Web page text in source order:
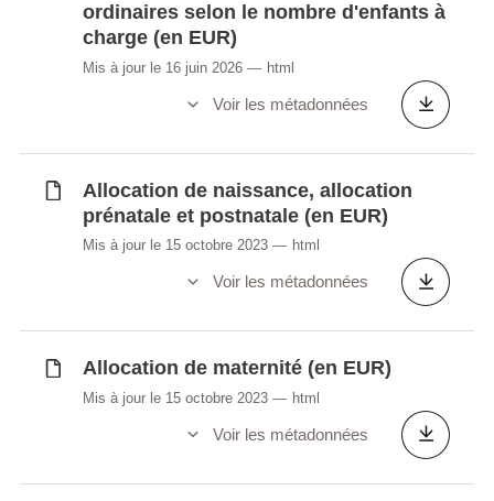
ordinaires selon le nombre d'enfants à
charge (en EUR)
Mis à jour le 16 juin 2026 html
Voir les métadonnées
Allocation de naissance, allocation
prénatale et postnatale (en EUR)
Mis à jour le 15 octobre 2023 html
Voir les métadonnées
Allocation de maternité (en EUR)
Mis à jour le 15 octobre 2023 html
Voir les métadonnées